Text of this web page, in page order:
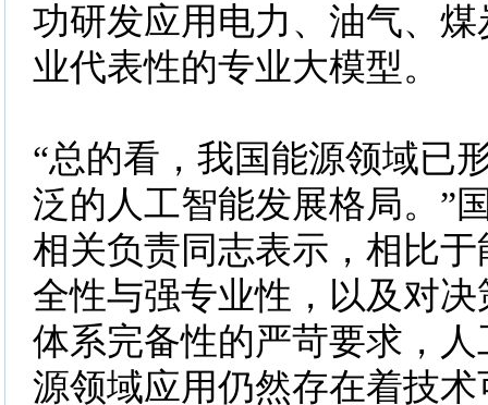
功研发应用电力、油气、
业代表性的专业大模型。
“总的看，我国能源领域已
泛的人工智能发展格局。”
相关负责同志表示，相比
全性与强专业性，以及对
体系完备性的严苛要求，
源领域应用仍然存在着技